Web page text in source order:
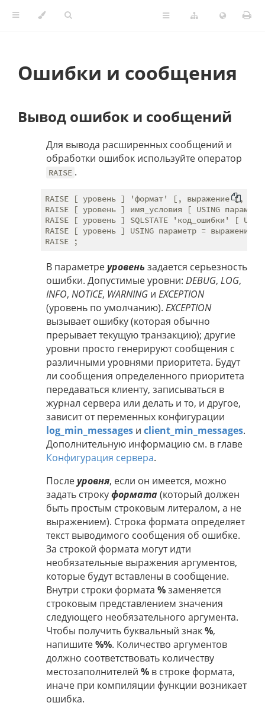
Ошибки и сообщения
Вывод ошибок и сообщений
Для вывода расширенных сообщений и
обработки ошибок используйте оператор
RAISE .
RAISE [ уровень ] 'формат' [, выражение [,
RAISE [ уровень ] имя_условия [ USING
RAISE [ уровень ] SQLSTATE 'код_ошибки' [
RAISE [ уровень ] USING параметр =
В параметреуровень задается серьезность
ошибки. Допустимые уровни: DEBUG, LOG,
INFO, NOTICE, WARNING и EXCEPTION
(уровень по умолчанию). EXCEPTION
вызывает ошибку (которая обычно
прерывает текущую транзакцию); другие
уровни просто генерируют сообщения с
различными уровнями приоритета. Будут
ли сообщения определенного приоритета
передаваться клиенту, записываться в
журнал сервера или делать и то, и другое,
зависит от переменных конфигурации
log_min_messages и client_min_messages.
Дополнительную информацию см. в главе
Конфигурация сервера.
Послеуровня, если он имеется, можно
задать строкуформата(который должен
быть простым строковым литералом, а не
выражением). Строка формата определяет
текст выводимого сообщения об ошибке.
За строкой формата могут идти
необязательные выражения аргументов,
которые будут вставлены в сообщение.
Внутри строки формата %заменяется
строковым представлением значения
следующего необязательного аргумента.
Чтобы получить буквальный знак%,
напишите%%. Количество аргументов
должно соответствовать количеству
местозаполнителей % в строке формата,
иначе при компиляции функции возникает
ошибка.